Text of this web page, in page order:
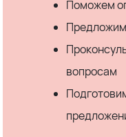
Поможем
вопросам